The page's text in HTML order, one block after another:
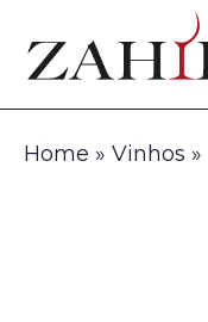
Home » Vinhos »